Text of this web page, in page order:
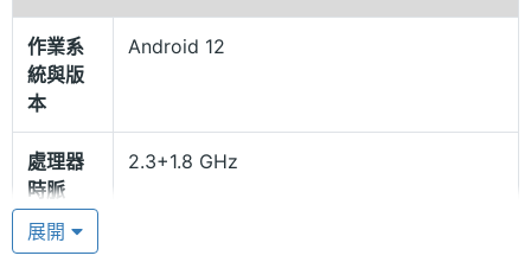
SAMSUNG Galaxy Tab S6 Lite (2022) LTE 運行
Android 12 作業系統、One UI 4.0 操作介面，除了支
援跨裝置共享、Samsung Knox 安全防護、自動熱
點，還能透過 Samsung DeX 一鍵轉換多工模式；內
建 2.3GHz + 1.7GHz 八核心處理器、4GB RAM +
64GB ROM，還可透過 microSD 記憶卡擴充至 1TB
儲存空間；具備 4G 上網、Wi-Fi 5、藍牙 5.0 功能。
作業系
統與版
本
Android 12
處理器
時脈
2.3+1.8 GHz
處理器
展開